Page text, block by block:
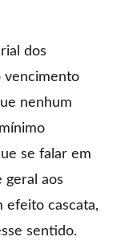
dos
vencimento
nenhum
se falar em
geral aos
efeito cascata,
sentido.